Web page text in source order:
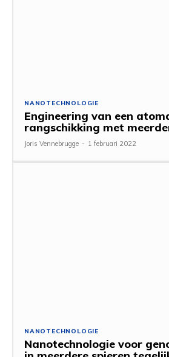
NANOTECHNOLOGIE
Engineering van een
rangschikking met
Joris Vennebrugge - 1 februari 2022
NANOTECHNOLOGIE
Nanotechnologie voor